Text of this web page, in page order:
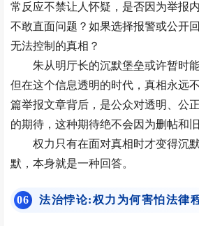
常反应不禁让人怀疑，是否因为举报
不敢直面问题？如果选择报警或公开
无法控制的真相？
朱从明厅长的沉默堡垒或许暂时
但在这个信息透明的时代，真相永远
篇举报文章背后，是公众对透明、公
的期待，这种期待绝不会因为删帖和
权力只有在面对真相时才变得沉
默，本身就是一种回答。
06 法治悖论:权力为何害怕法律